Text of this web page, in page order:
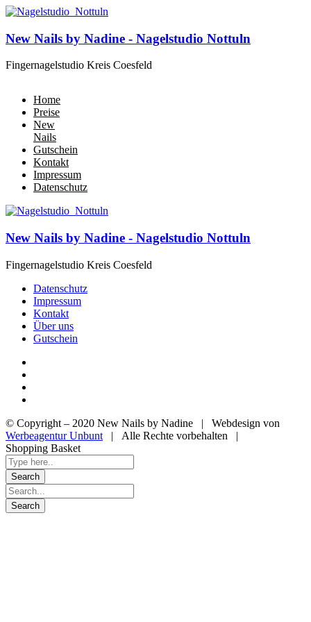
New Nails by Nadine - Nagelstudio Nottuln
Fingernagelstudio Kreis Coesfeld
Home
Preise
New
Nails
Gutschein
Kontakt
Impressum
Datenschutz
New Nails by Nadine - Nagelstudio Nottuln
Fingernagelstudio Kreis Coesfeld
Datenschutz
Impressum
Kontakt
Über uns
Gutschein
© Copyright – 2020 New Nails by Nadine | Webdesign von
Werbeagentur Unbunt | Alle Rechte vorbehalten |
Shopping Basket